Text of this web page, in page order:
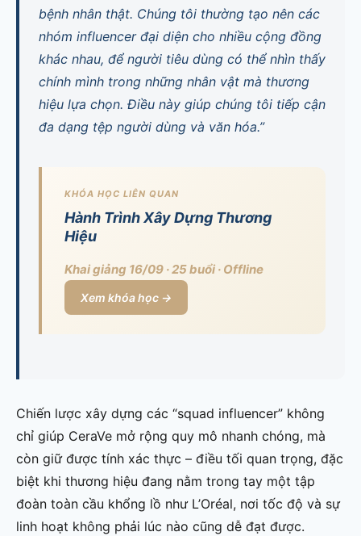
bệnh nhân thật. Chúng tôi thường tạo nên các
nhóm influencer đại diện cho nhiều cộng đồng
khác nhau, để người tiêu dùng có thể nhìn thấy
chính mình trong những nhân vật mà thương
hiệu lựa chọn. Điều này giúp chúng tôi tiếp cận
đa dạng tệp người dùng và văn hóa.”
KHÓA HỌC LIÊN QUAN
Hành Trình Xây Dựng Thương
Hiệu
Khai giảng 16/09 · 25 buổi · Offline
Xem khóa học →
Chiến lược xây dựng các “squad influencer” không
chỉ giúp CeraVe mở rộng quy mô nhanh chóng, mà
còn giữ được tính xác thực – điều tối quan trọng, đặc
biệt khi thương hiệu đang nằm trong tay một tập
đoàn toàn cầu khổng lồ như L’Oréal, nơi tốc độ và sự
linh hoạt không phải lúc nào cũng dễ đạt được.